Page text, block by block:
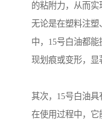
的粘附力，从而实
无论是在塑料注塑
中，15号白油都
现划痕或变形，显
其次，15号白油具
在使用过程中，它